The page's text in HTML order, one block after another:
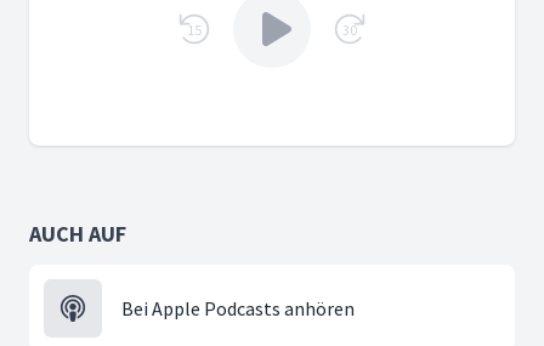
15 30
AUCH AUF
Bei Apple Podcasts anhören